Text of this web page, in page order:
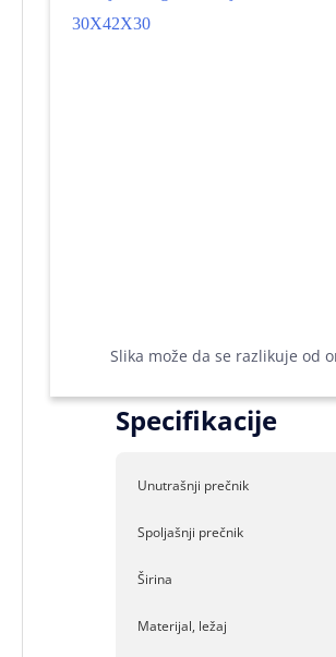
Slika može da se razlikuje od
Specifikacije
Unutrašnji prečnik
Spoljašnji prečnik
Širina
Materijal, ležaj